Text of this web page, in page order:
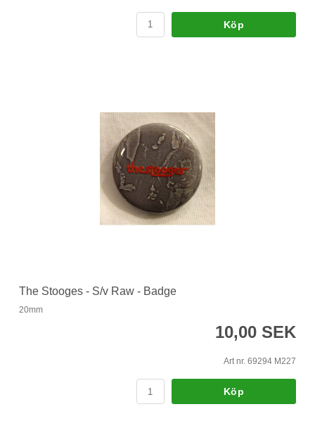
Köp
The Stooges - S/v Raw - Badge
20mm
10,00 SEK
Art nr. 69294 M227
Köp